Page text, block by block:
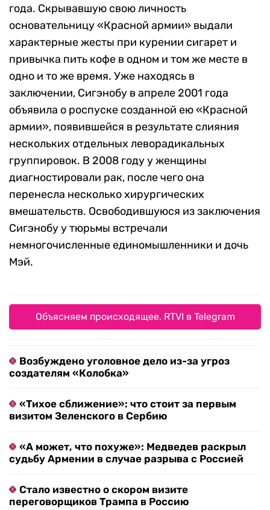
года. Скрывавшую свою личность
основательницу «Красной армии» выдали
характерные жесты при курении сигарет и
привычка пить кофе в одном и том же месте в
одно и то же время. Уже находясь в
заключении, Сигэнобу в апреле 2001 года
объявила о роспуске созданной ею «Красной
армии», появившейся в результате слияния
нескольких отдельных леворадикальных
группировок. В 2008 году у женщины
диагностировали рак, после чего она
перенесла несколько хирургических
вмешательств. Освободившуюся из заключения
Сигэнобу у тюрьмы встречали
немногочисленные единомышленники и дочь
Мэй.
Объясняем происходящее. RTVI в Telegram
Возбуждено уголовное дело из-за угроз
создателям «Колобка»
«Тихое сближение»: что стоит за первым
визитом Зеленского в Сербию
«А может, что похуже»: Медведев раскрыл
судьбу Армении в случае разрыва с Россией
Стало известно о скором визите
переговорщиков Трампа в Россию